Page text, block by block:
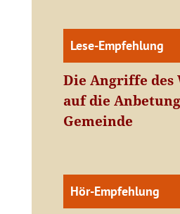
Lese-Empfehlung
Die Angriffe des
auf die
Gemeinde
Hör-Empfehlung